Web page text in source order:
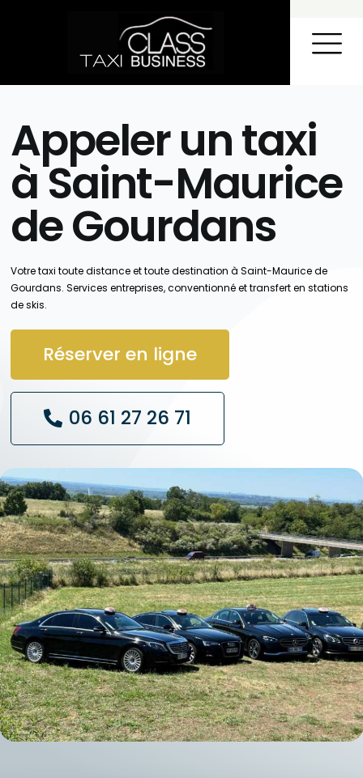
Appeler un taxi
à Saint-Maurice
de Gourdans
Votre taxi toute distance et toute destination à Saint-Maurice de
Gourdans. Services entreprises, conventionné et transfert en stations
de skis.
Réserver en ligne
06 61 27 26 71